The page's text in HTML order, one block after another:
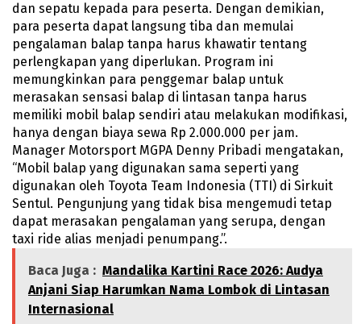
dan sepatu kepada para peserta. Dengan demikian,
para peserta dapat langsung tiba dan memulai
pengalaman balap tanpa harus khawatir tentang
perlengkapan yang diperlukan. Program ini
memungkinkan para penggemar balap untuk
merasakan sensasi balap di lintasan tanpa harus
memiliki mobil balap sendiri atau melakukan modifikasi,
hanya dengan biaya sewa Rp 2.000.000 per jam.
Manager Motorsport MGPA Denny Pribadi mengatakan,
“Mobil balap yang digunakan sama seperti yang
digunakan oleh Toyota Team Indonesia (TTI) di Sirkuit
Sentul. Pengunjung yang tidak bisa mengemudi tetap
dapat merasakan pengalaman yang serupa, dengan
taxi ride alias menjadi penumpang.”.
Baca Juga : Mandalika Kartini Race 2026: Audya
Anjani Siap Harumkan Nama Lombok di Lintasan
Internasional